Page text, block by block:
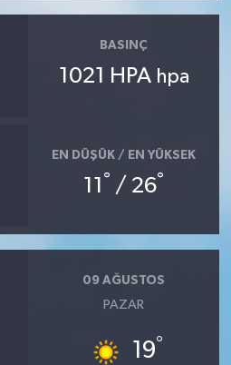
BASINÇ
1021 HPA hpa
EN DÜŞÜK / EN YÜKSEK
° / 26°
09 AĞUSTOS
PAZAR
19°